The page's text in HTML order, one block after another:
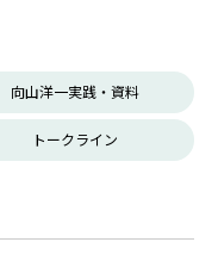
向山洋一実践・資料
トークライン